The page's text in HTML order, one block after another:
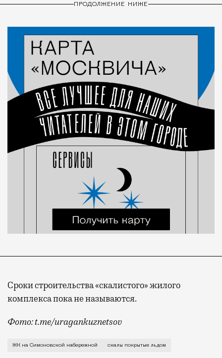
ПРОДОЛЖЕНИЕ НИЖЕ
Сроки строительства «скалистого» жилого
комплекса пока не называются.
Фото: t.me/uragankuznetsov
Пожалуй, самым необычным в этом проекте
ЖК на Симоновской набережной скалы покрытые льдом